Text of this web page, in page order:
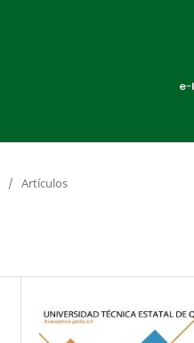
/ Artículos